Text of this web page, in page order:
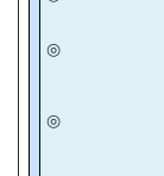
◎
◎